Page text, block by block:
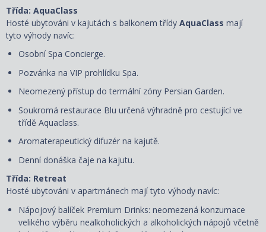
Třída: AquaClass
Hosté ubytováni v kajutách s balkonem třídy AquaClass mají
tyto výhody navíc:
Osobní Spa Concierge.
Pozvánka na VIP prohlídku Spa.
Neomezený přístup do termální zóny Persian Garden.
Soukromá restaurace Blu určená výhradně pro cestující ve
třídě Aquaclass.
Aromaterapeutický difuzér na kajutě.
Denní donáška čaje na kajutu.
Třída: Retreat
Hosté ubytováni v apartmánech mají tyto výhody navíc:
Nápojový balíček Premium Drinks: neomezená konzumace
velikého výběru nealkoholických a alkoholických nápojů včetně